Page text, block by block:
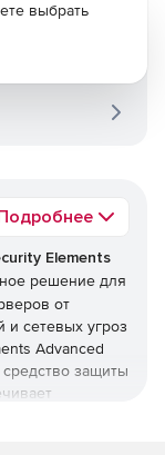
Elements
решение для
от
сетевых угроз
Advanced
защиты
выбрать